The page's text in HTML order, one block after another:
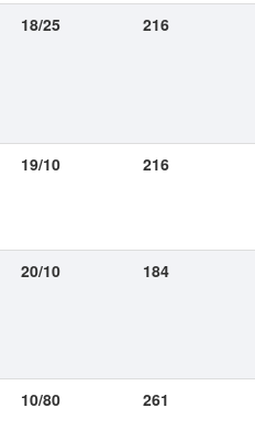
18/25 216
19/10 216
20/10 184
10/80 261